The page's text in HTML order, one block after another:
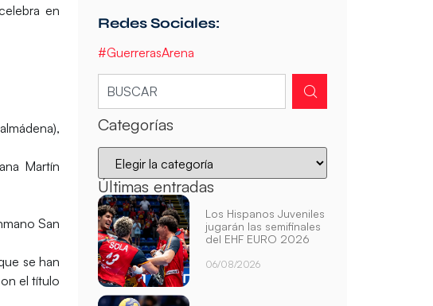
en
Martín
San
se han
el título
Redes Sociales:
#GuerrerasArena
Categorías
Últimas entradas
Los Hispanos Juveniles
jugarán las semifinales
del EHF EURO 2026
06/08/2026